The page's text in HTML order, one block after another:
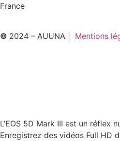
France
© 2024 – AUUNA | Mentions
L’EOS 5D Mark III est un réflex
Enregistrez des vidéos Full HD